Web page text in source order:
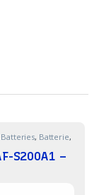
, Batterie,
S200A1 –